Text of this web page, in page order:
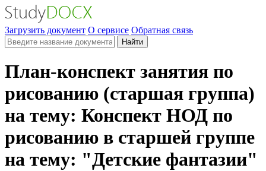
Загрузить документ О сервисе Обратная связь
Найти
План-конспект занятия по
рисованию (старшая группа)
на тему: Конспект НОД по
рисованию в старшей группе
на тему: "Детские фантазии"